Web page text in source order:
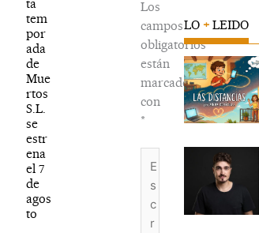
ta
tem
por
ada
de
Mue
rtos
S.L.
se
estr
ena
el 7
de
agos
to
Los
campos
obligatorios
están
marcados
con
*
aquí...
LO +LEIDO